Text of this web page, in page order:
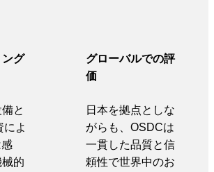
ング
と
によ
的
グローバルでの評
価
日本を拠点としな
がらも、OSDCは
一貫した品質と信
頼性で世界中のお